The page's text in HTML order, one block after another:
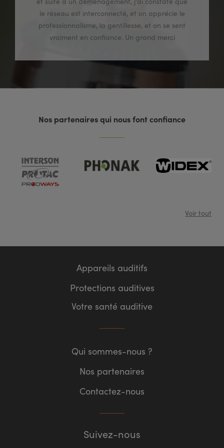
le réseau est interconnecté, et on apprécie le
professionnalisme, la gentillesse, et on se sent
vraiment en confiance. Un grand merci
Nos partenaires qui nous font confiance
Voir tout
Appareils auditifs
Protections auditives
Votre santé auditive
Suivez-nous
Qui sommes-nous ?
Nos partenaires
Contactez-nous